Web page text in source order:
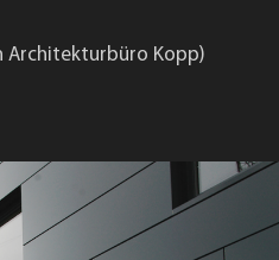
Architekturbüro Kopp)